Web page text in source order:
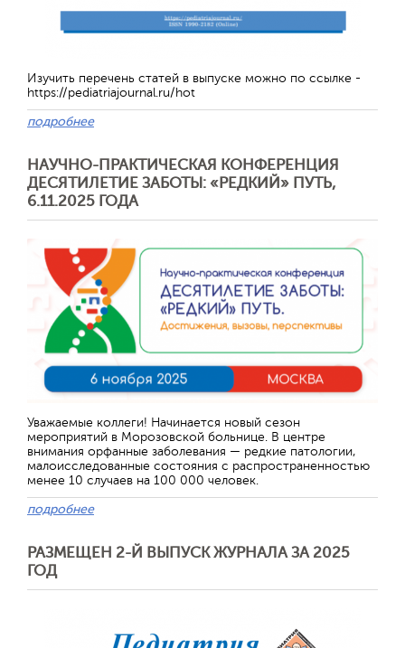
Изучить перечень статей в выпуске можно по ссылке -
https://pediatriajournal.ru/hot
подробнее
НАУЧНО-ПРАКТИЧЕСКАЯ КОНФЕРЕНЦИЯ
ДЕСЯТИЛЕТИЕ ЗАБОТЫ: «РЕДКИЙ» ПУТЬ,
6.11.2025 ГОДА
Уважаемые коллеги! Начинается новый сезон
мероприятий в Морозовской больнице. В центре
внимания орфанные заболевания — редкие патологии,
малоисследованные состояния с распространенностью
менее 10 случаев на 100 000 человек.
подробнее
РАЗМЕЩЕН 2-Й ВЫПУСК ЖУРНАЛА ЗА 2025
ГОД